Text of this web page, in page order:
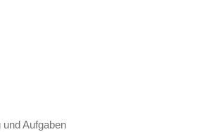
und Aufgaben